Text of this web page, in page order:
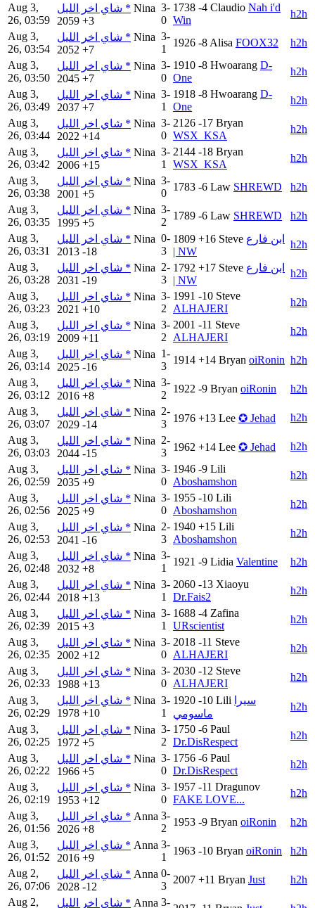
Aug 3,
26, 03:59
شاي اخر الليل * Nina
2059 +3
3-
0
1738 -4 Claudio Nah i'd
Win
h2h
Aug 3,
26, 03:54
شاي اخر الليل * Nina
2052 +7
3-
1
1926 -8 Alisa FOOX32
h2h
Aug 3,
26, 03:50
شاي اخر الليل * Nina
2045 +7
3-
0
1910 -8 Hwoarang D-
One
h2h
Aug 3,
26, 03:49
شاي اخر الليل * Nina
2037 +7
3-
1
1918 -8 Hwoarang D-
One
h2h
Aug 3,
26, 03:44
شاي اخر الليل * Nina
2022 +14
3-
0
2126 -17 Bryan
WSX_KSA
h2h
Aug 3,
26, 03:42
شاي اخر الليل * Nina
2006 +15
3-
1
2144 -18 Bryan
WSX_KSA
h2h
Aug 3,
26, 03:38
شاي اخر الليل * Nina
2001 +5
3-
0
1783 -6 Law SHREWD
h2h
Aug 3,
26, 03:35
شاي اخر الليل * Nina
1995 +5
3-
2
1789 -6 Law SHREWD
h2h
Aug 3,
26, 03:31
شاي اخر الليل * Nina
2013 -18
0-
3
1809 +16 Steve ابن فارع
| NW
h2h
Aug 3,
26, 03:28
شاي اخر الليل * Nina
2031 -19
2-
3
1792 +17 Steve ابن فارع
| NW
h2h
Aug 3,
26, 03:23
شاي اخر الليل * Nina
2021 +10
3-
2
1991 -10 Steve
ALHAJERI
h2h
Aug 3,
26, 03:19
شاي اخر الليل * Nina
2009 +11
3-
2
2001 -11 Steve
ALHAJERI
h2h
Aug 3,
26, 03:14
شاي اخر الليل * Nina
2025 -16
1-
3
1914 +14 Bryan oiRonin h2h
Aug 3,
26, 03:12
شاي اخر الليل * Nina
2016 +8
3-
2
1922 -9 Bryan oiRonin
h2h
Aug 3,
26, 03:07
شاي اخر الليل * Nina
2029 -14
2-
3 1976 +13 Lee ✪ Jehad
h2h
Aug 3,
26, 03:03
شاي اخر الليل * Nina
2044 -15
2-
3 1962 +14 Lee ✪ Jehad
h2h
Aug 3,
26, 02:59
شاي اخر الليل * Nina
2035 +9
3-
0
1946 -9 Lili
Aboshamshon
h2h
Aug 3,
26, 02:56
شاي اخر الليل * Nina
2025 +9
3-
0
1955 -10 Lili
Aboshamshon
h2h
Aug 3,
26, 02:53
شاي اخر الليل * Nina
2041 -16
2-
3
1940 +15 Lili
Aboshamshon
h2h
Aug 3,
26, 02:48
شاي اخر الليل * Nina
2032 +8
3-
1
1921 -9 Lidia Valentine
h2h
Aug 3,
26, 02:44
شاي اخر الليل * Nina
2018 +13
3-
1
2060 -13 Xiaoyu
Dr.Fais2
h2h
Aug 3,
26, 02:39
شاي اخر الليل * Nina
2015 +3
3-
1
1688 -4 Zafina
URscientist
h2h
Aug 3,
26, 02:35
شاي اخر الليل * Nina
2002 +12
3-
0
2018 -11 Steve
ALHAJERI
h2h
Aug 3,
26, 02:33
شاي اخر الليل * Nina
1988 +13
3-
0
2030 -12 Steve
ALHAJERI
h2h
Aug 3,
26, 02:29
شاي اخر الليل * Nina
1978 +10
3-
1
1920 -10 Lili
سيرا
ماسومي
h2h
Aug 3,
26, 02:25
شاي اخر الليل * Nina
1972 +5
3-
2
1750 -6 Paul
Dr.DisRespect
h2h
Aug 3,
26, 02:22
شاي اخر الليل * Nina
1966 +5
3-
0
1756 -6 Paul
Dr.DisRespect
h2h
Aug 3,
26, 02:19
شاي اخر الليل * Nina
1953 +12
3-
0
1957 -11 Dragunov
FAKE LOVE...
h2h
Aug 3,
26, 01:56
شاي اخر الليل * Anna
2026 +8
3-
2
1953 -9 Bryan oiRonin
h2h
Aug 3,
26, 01:52
شاي اخر الليل * Anna
2016 +9
3-
1
1963 -10 Bryan oiRonin
h2h
Aug 2,
26, 07:06
شاي اخر الليل * Anna
2028 -12
0-
3
2007 +11 Bryan Just
h2h
Aug 2,
شاي اخر الليل * Anna 3-